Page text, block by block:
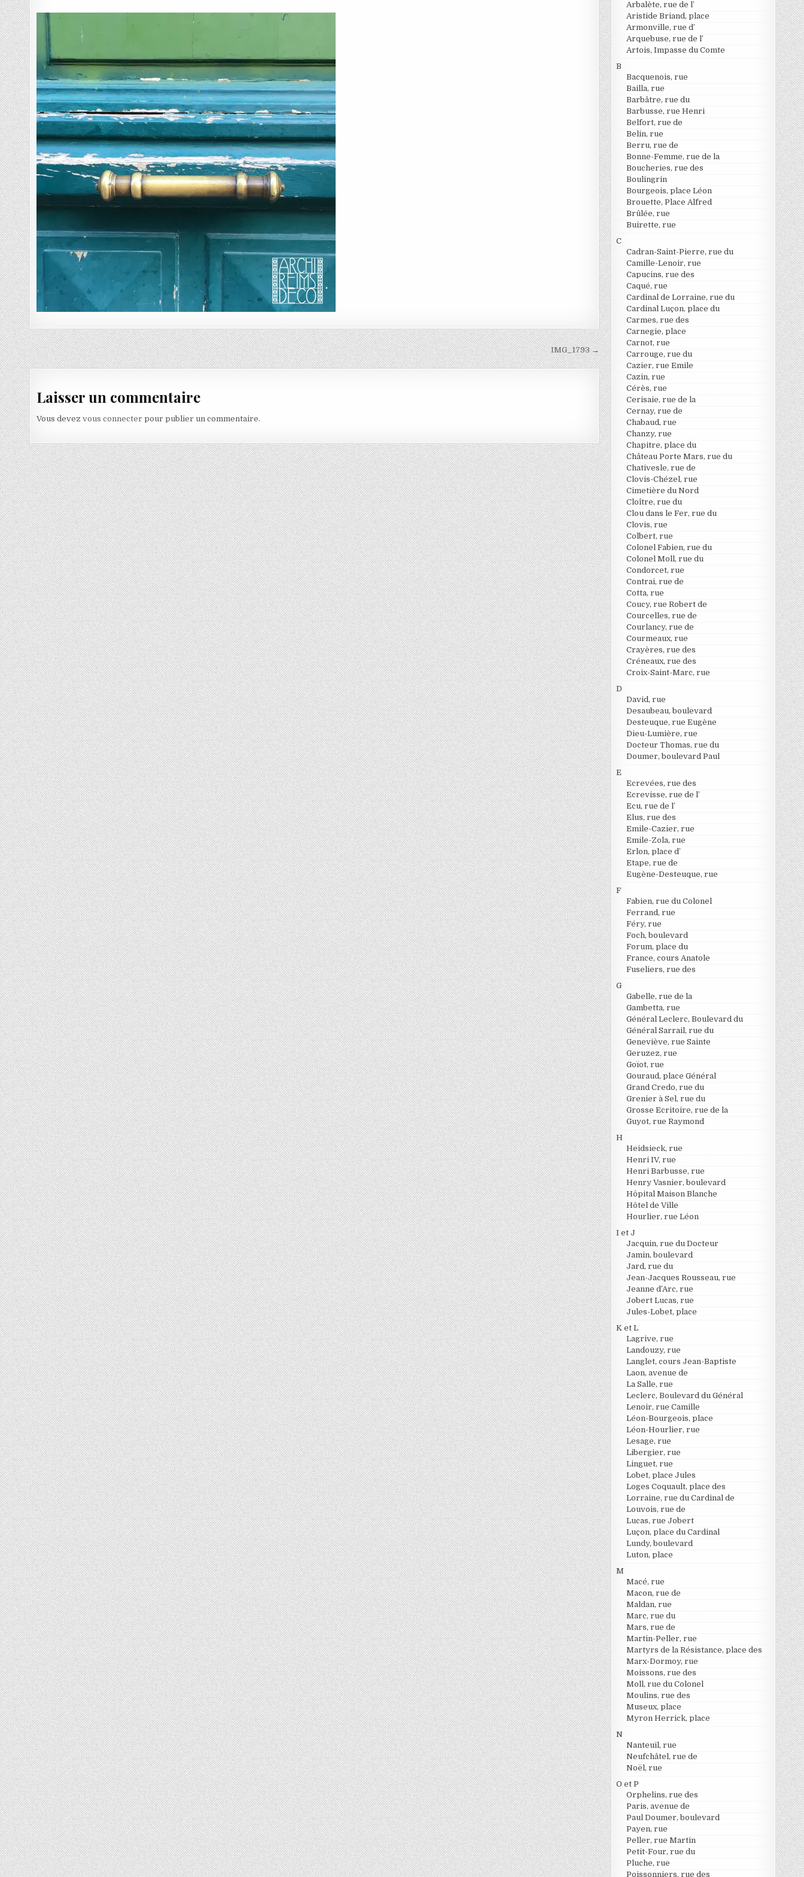
Navigation de l’article IMG_1793 →
Laisser un commentaire
Vous devezvous connecter pour publier un commentaire.
Arbalète, rue de l’
Aristide Briand, place
Armonville, rue d’
Arquebuse, rue de l’
Artois, Impasse du Comte
B
Bacquenois, rue
Bailla, rue
Barbâtre, rue du
Barbusse, rue Henri
Belfort, rue de
Belin, rue
Berru, rue de
Bonne-Femme, rue de la
Boucheries, rue des
Boulingrin
Bourgeois, place Léon
Brouette, Place Alfred
Brûlée, rue
Buirette, rue
C
Cadran-Saint-Pierre, rue du
Camille-Lenoir, rue
Capucins, rue des
Caqué, rue
Cardinal de Lorraine, rue du
Cardinal Luçon, place du
Carmes, rue des
Carnegie, place
Carnot, rue
Carrouge, rue du
Cazier, rue Emile
Cazin, rue
Cérès, rue
Cerisaie, rue de la
Cernay, rue de
Chabaud, rue
Chanzy, rue
Chapitre, place du
Château Porte Mars, rue du
Chativesle, rue de
Clovis-Chézel, rue
Cimetière du Nord
Cloître, rue du
Clou dans le Fer, rue du
Clovis, rue
Colbert, rue
Colonel Fabien, rue du
Colonel Moll, rue du
Condorcet, rue
Contrai, rue de
Cotta, rue
Coucy, rue Robert de
Courcelles, rue de
Courlancy, rue de
Courmeaux, rue
Crayères, rue des
Créneaux, rue des
Croix-Saint-Marc, rue
D
David, rue
Desaubeau, boulevard
Desteuque, rue Eugène
Dieu-Lumière, rue
Docteur Thomas, rue du
Doumer, boulevard Paul
E
Ecrevées, rue des
Ecrevisse, rue de l’
Ecu, rue de l’
Elus, rue des
Emile-Cazier, rue
Emile-Zola, rue
Erlon, place d’
Etape, rue de
Eugène-Desteuque, rue
F
Fabien, rue du Colonel
Ferrand, rue
Féry, rue
Foch, boulevard
Forum, place du
France, cours Anatole
Fuseliers, rue des
G
Gabelle, rue de la
Gambetta, rue
Général Leclerc, Boulevard du
Général Sarrail, rue du
Geneviève, rue Sainte
Geruzez, rue
Goïot, rue
Gouraud, place Général
Grand Credo, rue du
Grenier à Sel, rue du
Grosse Ecritoire, rue de la
Guyot, rue Raymond
H
Heidsieck, rue
Henri IV, rue
Henri Barbusse, rue
Henry Vasnier, boulevard
Hôpital Maison Blanche
Hôtel de Ville
Hourlier, rue Léon
I et J
Jacquin, rue du Docteur
Jamin, boulevard
Jard, rue du
Jean-Jacques Rousseau, rue
Jeanne d’Arc, rue
Jobert Lucas, rue
Jules-Lobet, place
K et L
Lagrive, rue
Landouzy, rue
Langlet, cours Jean-Baptiste
Laon, avenue de
La Salle, rue
Leclerc, Boulevard du Général
Lenoir, rue Camille
Léon-Bourgeois, place
Léon-Hourlier, rue
Lesage, rue
Libergier, rue
Linguet, rue
Lobet, place Jules
Loges Coquault, place des
Lorraine, rue du Cardinal de
Louvois, rue de
Lucas, rue Jobert
Luçon, place du Cardinal
Lundy, boulevard
Luton, place
M
Macé, rue
Macon, rue de
Maldan, rue
Marc, rue du
Mars, rue de
Martin-Peller, rue
Martyrs de la Résistance, place des
Marx-Dormoy, rue
Moissons, rue des
Moll, rue du Colonel
Moulins, rue des
Museux, place
Myron Herrick, place
N
Nanteuil, rue
Neufchâtel, rue de
Noël, rue
O et P
Orphelins, rue des
Paris, avenue de
Paul Doumer, boulevard
Payen, rue
Peller, rue Martin
Petit-Four, rue du
Pluche, rue
Poissonniers, rue des